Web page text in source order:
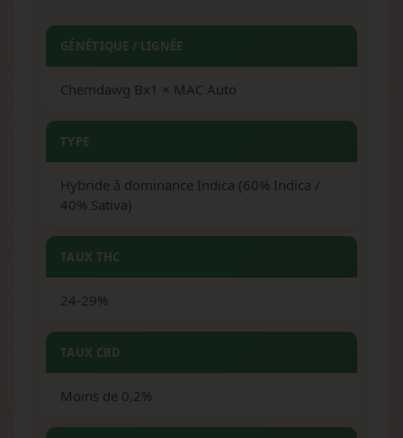
GÉNÉTIQUE / LIGNÉE
Chemdawg Bx1 × MAC Auto
TYPE
Hybride à dominance Indica (60% Indica /
40% Sativa)
TAUX THC
24-29%
TAUX CBD
Moins de 0,2%